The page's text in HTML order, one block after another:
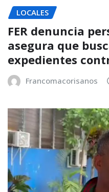
LOCALES
FER denuncia
asegura que
expedientes
Francomacorisanos